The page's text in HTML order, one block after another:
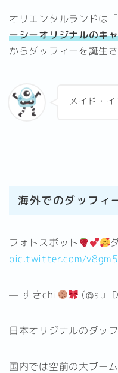
オリエンタルランドは
ーシーオリジナルのキ
からダッフィーを誕生
メイド・
海外でのダッフィ
フォトスポット
pic.twitter.com/
— すきchi
日本オリジナルのダッフ
国内では空前の大ブー